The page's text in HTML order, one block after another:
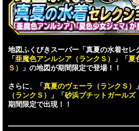
地図ふくびきスーパー「真夏の水着セレ
「 亜魔色アンルシア（ランクＳ） 」「 夏
Ｓ）
」の地図が期間限定で登場！！
さらに、「 真夏のヴェーラ（ランクＳ）
（ランクＳ）
」「 砂浜プチットガールズ
期間限定で出現！！